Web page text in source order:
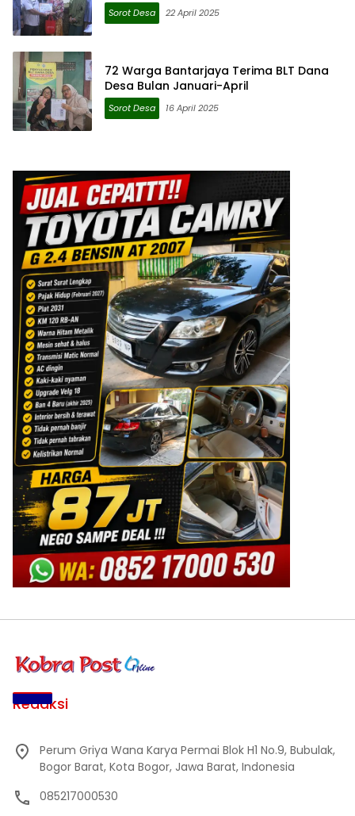
Sorot Desa 22 April 2025
72 Warga Bantarjaya Terima BLT Dana
Desa Bulan Januari-April
Sorot Desa 16 April 2025
Redaksi
Perum Griya Wana Karya Permai Blok H1 No.9, Bubulak,
Bogor Barat, Kota Bogor, Jawa Barat, Indonesia
085217000530